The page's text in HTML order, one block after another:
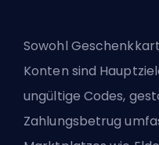
Sowohl
Konten sind
ungültige Codes,
Zahlungsbetrug